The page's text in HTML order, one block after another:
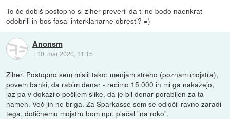
To če dobiš postopno si ziher preveril da ti ne bodo naenkrat
odobrili in boš fasal interklanarne obresti? =)
Anonsm
:: 10. mar 2020, 11:15
Ziher. Postopno sem mislil tako: menjam streho (poznam mojstra),
povem banki, da rabim denar - recimo 15.000 in mi ga nakažejo,
jaz pa v dokazilo pošljem slike, da je bil denar porabljen za ta
namen. Več jih ne briga. Za Sparkasse sem se odločil ravno zaradi
tega, dotičnemu mojstru bom npr. plačal "na roko".